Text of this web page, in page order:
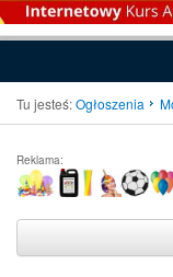
Tu jesteś:Ogłoszenia
Reklama: